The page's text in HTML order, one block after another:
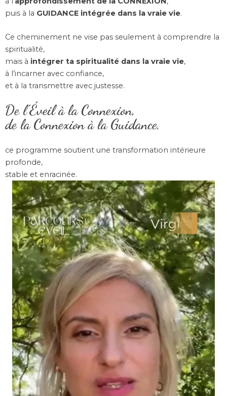
puis à la GUIDANCE intégrée dans la vraie vie.
Ce cheminement ne vise pas seulement à comprendre la
spiritualité,
mais à intégrer ta spiritualité dans la vraie vie,
à l’incarner avec confiance,
et à la transmettre avec justesse.
De l’Éveil à la Connexion,
de la Connexion à la Guidance,
ce programme soutient une transformation intérieure
profonde,
stable et enracinée.